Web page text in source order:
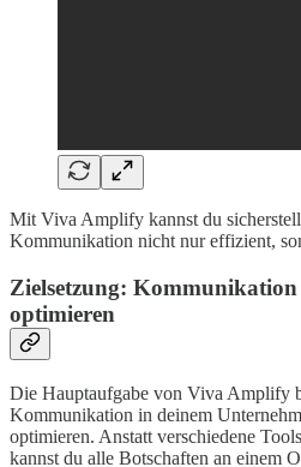
Mit Viva Amplify kannst du
Kommunikation nicht nur effizient,
Zielsetzung:
optimieren
Die Hauptaufgabe von Viva Amplify
Kommunikation in deinem
optimieren. Anstatt verschiedene
kannst du alle Botschaften an einem